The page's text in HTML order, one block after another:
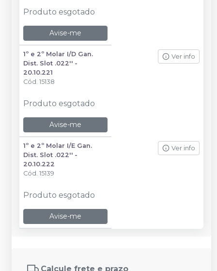
Produto esgotado
Avise-me
1º e 2º Molar I/D Gan.
Dist. Slot .022'' -
20.10.221
Cód. 15138
Ver info
Produto esgotado
Avise-me
1º e 2º Molar I/E Gan.
Dist. Slot .022'' -
20.10.222
Cód. 15139
Ver info
Produto esgotado
Avise-me
Calcule frete e prazo